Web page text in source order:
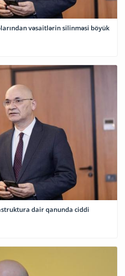
vəsaitlərin silinməsi böyük
dair qanunda ciddi